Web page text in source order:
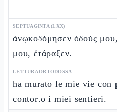
SEPTUAGINTA (LXX)
ἀνῳκοδόμησεν ὁδούς
μου, ἐτάραξεν.
LETTURA ORTODOSSA
ha murato le mie vie con
contorto i miei sentieri.